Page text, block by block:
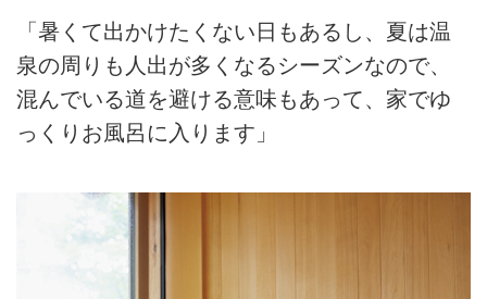
「暑くて出かけたくない日もあるし、夏は温
泉の周りも人出が多くなるシーズンなので、
混んでいる道を避ける意味もあって、家でゆ
っくりお風呂に入ります」